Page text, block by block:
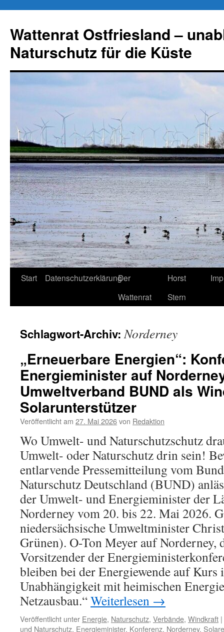
springen
Wattenrat Ostfriesland –
Naturschutz für die Küste
Start DatenschutzerklärungDer
Wattenrat
Horst
Stern
Schlagwort-Archiv:Norderney
„Erneuerbare Energien“:
Energieminister auf
Umweltverband BUND als
Solarunterstützer
Veröffentlicht am 27. Mai 2026von Redaktion
Wo Umwelt- und Naturschutzschutz
Umwelt- oder Naturschutz drin sein!
entlarvende Pressemitteilung vom
Naturschutz Deutschland (BUND)
der Umwelt- und Energieminister der
Norderney vom 20. bis 22. Mai 2026.
niedersächsische Umweltminister
Grünen). O-Ton Meyer auf Norderney,
Vorsitzender der
bleiben bei der Energiewende auf Kurs
Unabhängigkeit mit heimischen
Netzausbau.“Weiterlesen →
Veröffentlicht unter Energie, Naturschutz, Verbände, Windkraft |
und Naturschutz, Energieminister, Konferenz, Norderney,